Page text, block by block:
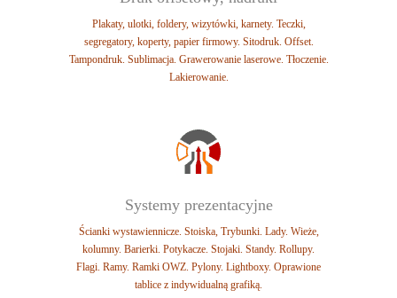
Plakaty, ulotki, foldery, wizytówki, karnety. Teczki,
segregatory, koperty, papier firmowy. Sitodruk. Offset.
Tampondruk. Sublimacja. Grawerowanie laserowe. Tłoczenie.
Lakierowanie.
Systemy prezentacyjne
Ścianki wystawiennicze. Stoiska, Trybunki. Lady. Wieże,
kolumny. Barierki. Potykacze. Stojaki. Standy. Rollupy.
Flagi. Ramy. Ramki OWZ. Pylony. Lightboxy. Oprawione
tablice z indywidualną grafiką.